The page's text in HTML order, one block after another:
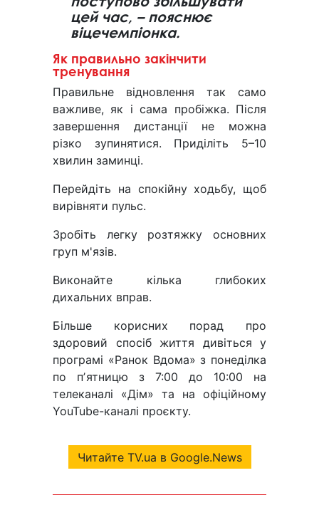
цей час, – пояснює
віцечемпіонка.
Як правильно закінчити
тренування
Правильне відновлення так само
важливе, як і сама пробіжка. Після
завершення дистанції не можна
різко зупинятися. Приділіть 5–10
хвилин заминці.
Перейдіть на спокійну ходьбу, щоб
вирівняти пульс.
Зробіть легку розтяжку основних
груп м'язів.
Виконайте кілька глибоких
дихальних вправ.
Більше корисних порад про
здоровий спосіб життя дивіться у
програмі «Ранок Вдома» з понеділка
по пʼятницю з 7:00 до 10:00 на
телеканалі «Дім» та на офіційному
YouTube-каналі проєкту.
Читайте TV.ua в Google.News